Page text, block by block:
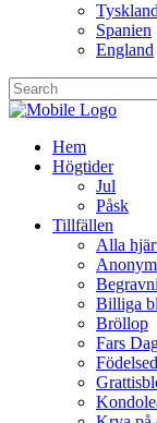
Tyskland
Spanien
England
Hem
Högtider
Jul
Påsk
Tillfällen
Alla
Billiga
Bröllop
Fars